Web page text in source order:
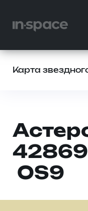
Карта
OS9